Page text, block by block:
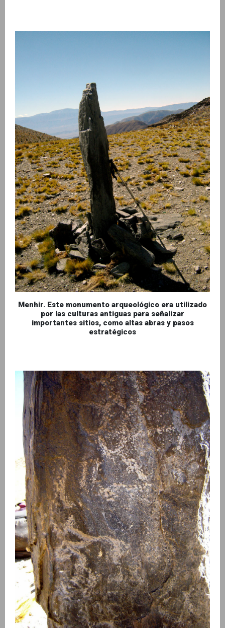
Menhir. Este monumento arqueológico era utilizado
por las culturas antiguas para señalizar
importantes sitios, como altas abras y pasos
estratégicos